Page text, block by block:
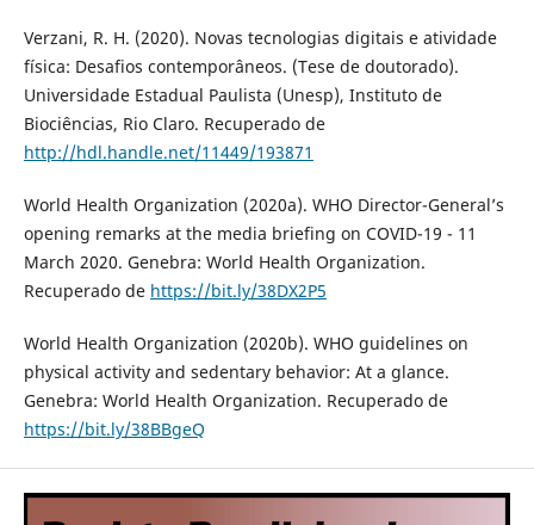
Verzani, R. H. (2020). Novas tecnologias digitais e atividade
física: Desafios contemporâneos. (Tese de doutorado).
Universidade Estadual Paulista (Unesp), Instituto de
Biociências, Rio Claro. Recuperado de
http://hdl.handle.net/11449/193871
World Health Organization (2020a). WHO Director-General’s
opening remarks at the media briefing on COVID-19 - 11
March 2020. Genebra: World Health Organization.
Recuperado de https://bit.ly/38DX2P5
World Health Organization (2020b). WHO guidelines on
physical activity and sedentary behavior: At a glance.
Genebra: World Health Organization. Recuperado de
https://bit.ly/38BBgeQ